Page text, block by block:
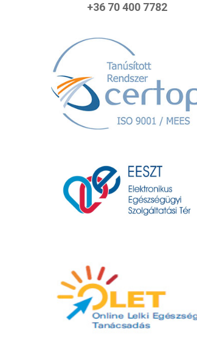
+36 70 400 7782